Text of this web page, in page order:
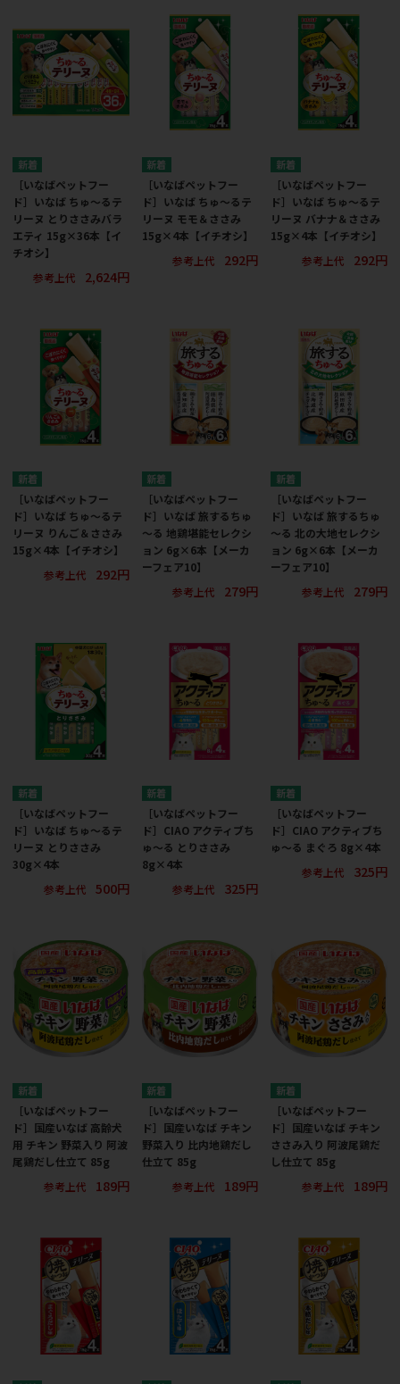
［いなばペットフー
ド］いなば ちゅ～るテ
リーヌ とりささみバラ
エティ 15g×36本【イ
チオシ】
参考上代
2,624円
［いなばペットフー
ド］いなば ちゅ～るテ
リーヌ モモ＆ささみ
15g×4本【イチオシ】
参考上代
292円
［いなばペットフー
ド］いなば ちゅ～るテ
リーヌ バナナ＆ささみ
15g×4本【イチオシ】
参考上代
292円
［いなばペットフー
ド］いなば ちゅ～るテ
リーヌ りんご＆ささみ
15g×4本【イチオシ】
参考上代
292円
［いなばペットフー
ド］いなば 旅するちゅ
～る 地鶏堪能セレクシ
ョン 6g×6本【メーカ
ーフェア10】
参考上代
279円
［いなばペットフー
ド］いなば 旅するちゅ
～る 北の大地セレクシ
ョン 6g×6本【メーカ
ーフェア10】
参考上代
279円
［いなばペットフー
ド］いなば ちゅ～るテ
リーヌ とりささみ
30g×4本
参考上代
500円
［いなばペットフー
ド］CIAO アクティブち
ゅ～る とりささみ
8g×4本
参考上代
325円
［いなばペットフー
ド］CIAO アクティブち
ゅ～る まぐろ 8g×4本
参考上代
325円
［いなばペットフー
ド］国産いなば 高齢犬
用 チキン 野菜入り 阿波
尾鶏だし仕立て 85g
参考上代
189円
［いなばペットフー
ド］国産いなば チキン
野菜入り 比内地鶏だし
仕立て 85g
参考上代
189円
［いなばペットフー
ド］国産いなば チキン
ささみ入り 阿波尾鶏だ
し仕立て 85g
参考上代
189円